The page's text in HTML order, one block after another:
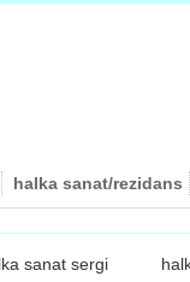
halka sanat/rezidans
sanat sergi